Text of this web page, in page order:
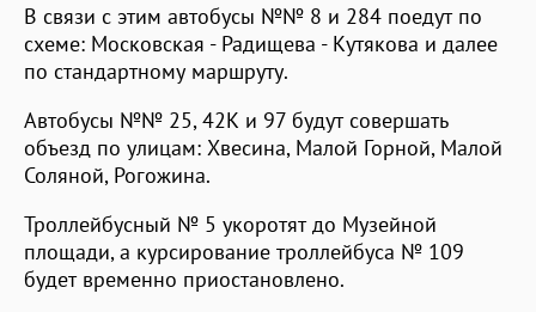
В связи с этим автобусы №№ 8 и 284 поедут по
схеме: Московская - Радищева - Кутякова и далее
по стандартному маршруту.
Автобусы №№ 25, 42К и 97 будут совершать
объезд по улицам: Хвесина, Малой Горной, Малой
Соляной, Рогожина.
Троллейбусный № 5 укоротят до Музейной
площади, а курсирование троллейбуса № 109
будет временно приостановлено.